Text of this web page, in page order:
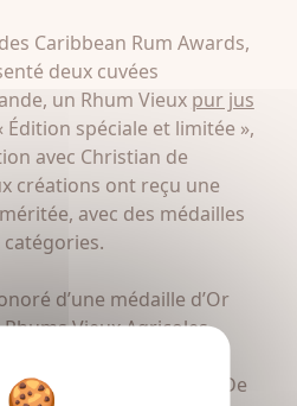
Caribbean Rum Awards,
deux cuvées
un Rhum Vieux pur jus
Édition spéciale et limitée »,
avec Christian de
créations ont reçu une
avec des médailles
d’une médaille d’Or
Vieux Agricoles
ainsi son statut
rhums les plus raffinés. De